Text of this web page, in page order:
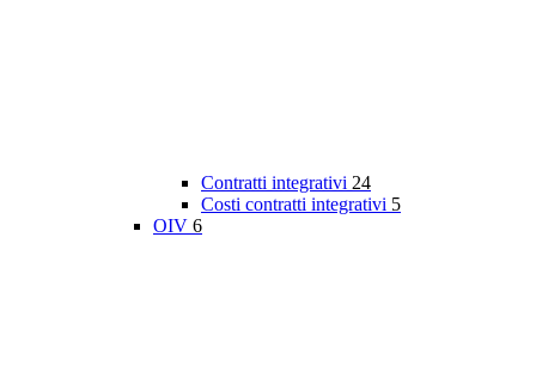
Contratti integrativi 24
Costi contratti integrativi 5
OIV 6